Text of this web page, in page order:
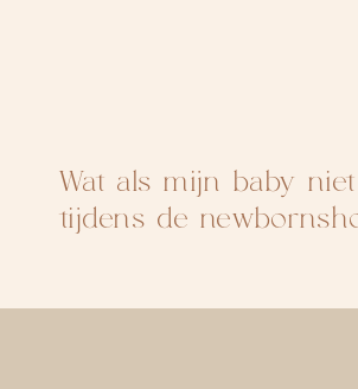
Wat als mijn baby
tijdens de